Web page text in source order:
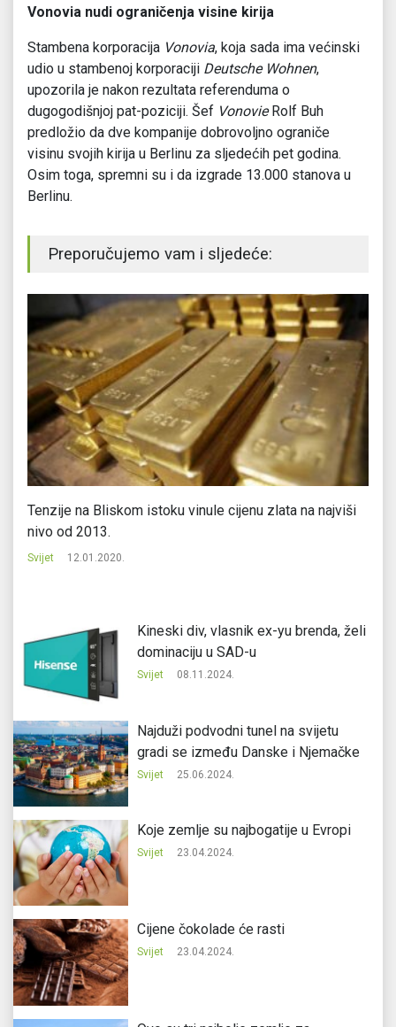
Vonovia nudi ograničenja visine kirija
Stambena korporacija Vonovia, koja sada ima većinski
udio u stambenoj korporaciji Deutsche Wohnen,
upozorila je nakon rezultata referenduma o
dugogodišnjoj pat-poziciji. Šef Vonovie Rolf Buh
predložio da dve kompanije dobrovoljno ograniče
visinu svojih kirija u Berlinu za sljedećih pet godina.
Osim toga, spremni su i da izgrade 13.000 stanova u
Berlinu.
Preporučujemo vam i sljedeće:
Tenzije na Bliskom istoku vinule cijenu zlata na najviši
nivo od 2013.
Svijet 12.01.2020.
Kineski div, vlasnik ex-yu brenda, želi
dominaciju u SAD-u
Svijet 08.11.2024.
Najduži podvodni tunel na svijetu
gradi se između Danske i Njemačke
Svijet 25.06.2024.
Koje zemlje su najbogatije u Evropi
Svijet 23.04.2024.
Cijene čokolade će rasti
Svijet 23.04.2024.